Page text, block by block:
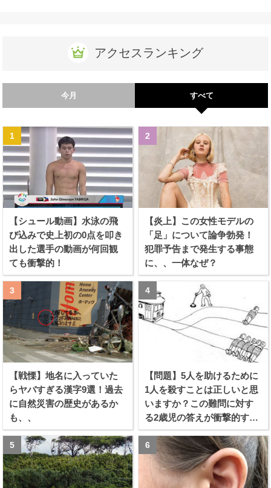
アクセスランキング
今月 すべて
【シュール動画】水泳の飛
び込みで史上初の0点を叩き
出した選手の動画が何回観
ても衝撃的！
【炎上】この女性モデルの
「足」について論争勃発！
犯罪予告まで発生する事態
に、、一体なぜ？
【戦慄】地名に入っていた
らヤバすぎる漢字9選！過去
に自然災害の歴史があるか
も、、
【問題】5人を助けるために
1人を殺すことは正しいと思
いますか？この難問に対す
る2歳児の答えが衝撃的すぎ
る！！